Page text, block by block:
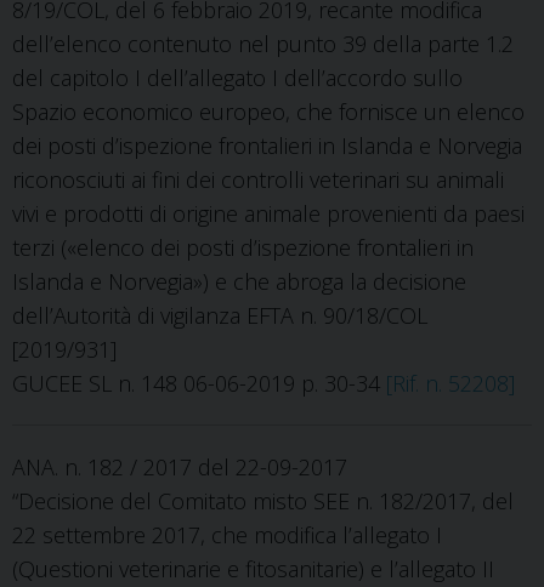
8/19/COL, del 6 febbraio 2019, recante modifica
dell’elenco contenuto nel punto 39 della parte 1.2
del capitolo I dell’allegato I dell’accordo sullo
Spazio economico europeo, che fornisce un elenco
dei posti d’ispezione frontalieri in Islanda e Norvegia
riconosciuti ai fini dei controlli veterinari su animali
vivi e prodotti di origine animale provenienti da paesi
terzi («elenco dei posti d’ispezione frontalieri in
Islanda e Norvegia») e che abroga la decisione
dell’Autorità di vigilanza EFTA n. 90/18/COL
[2019/931]
GUCEE SL n. 148 06-06-2019 p. 30-34 [Rif. n. 52208]
ANA. n. 182 / 2017 del 22-09-2017
“Decisione del Comitato misto SEE n. 182/2017, del
22 settembre 2017, che modifica l’allegato I
(Questioni veterinarie e fitosanitarie) e l’allegato II